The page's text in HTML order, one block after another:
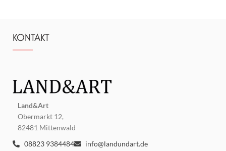
KONTAKT
Land&Art
Obermarkt 12,
82481 Mittenwald
08823 9384484
info@landundart.de